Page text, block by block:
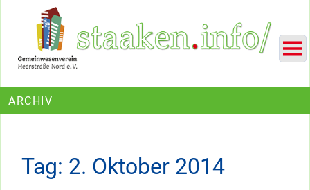
Ein Projekt des Gemeinwesenvereins Heerstraße Nord
ARCHIV
Tag: 2. Oktober 2014